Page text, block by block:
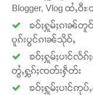
Blogger, Vlog ထႆ
ၶဝ်ႈႁူမ်ႈၵၢၼ်တူ
ပူၵ်းပွင်ၵၢၼ်သိုဝ်ႇ
ၶဝ်ႈႁူမ်ႈပၢင်လႅ
တွႆႇႁွၵ်ႈၸတ်းႁဵတ်း
ၶဝ်ႈႁူမ်ႈပၢင်ဢုပ်